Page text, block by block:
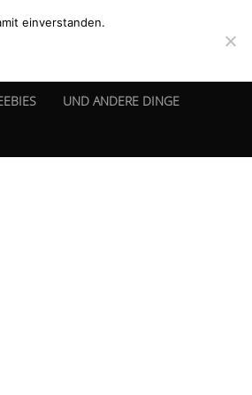
UND ANDERE DINGE
einverstanden.